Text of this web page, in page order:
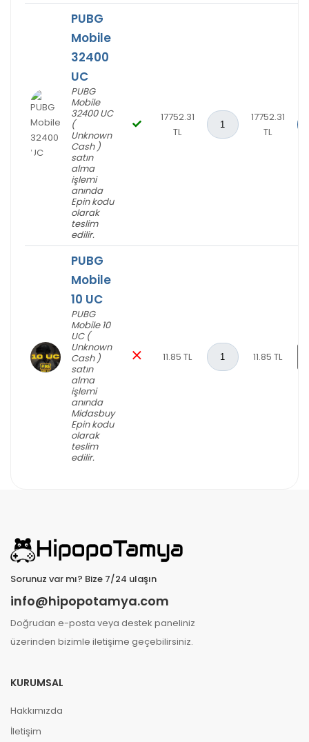
PUBG
Mobile
32400
UC
PUBG
Mobile
32400 UC
(
Unknown
Cash )
satın
alma
işlemi
anında
Epin kodu
olarak
teslim
edilir.
17752.31
TL
17752.31
TL
PUBG
Mobile
10 UC
PUBG
Mobile 10
UC (
Unknown
Cash )
satın
alma
işlemi
anında
Midasbuy
Epin kodu
olarak
teslim
edilir.
11.85 TL 11.85 TL
Sorunuz var mı? Bize 7/24 ulaşın
info@hipopotamya.com
Doğrudan e-posta veya destek paneliniz
üzerinden bizimle iletişime geçebilirsiniz.
KURUMSAL
Hakkımızda
İletişim